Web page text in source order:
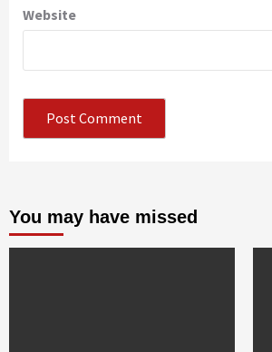
Website
You may have missed